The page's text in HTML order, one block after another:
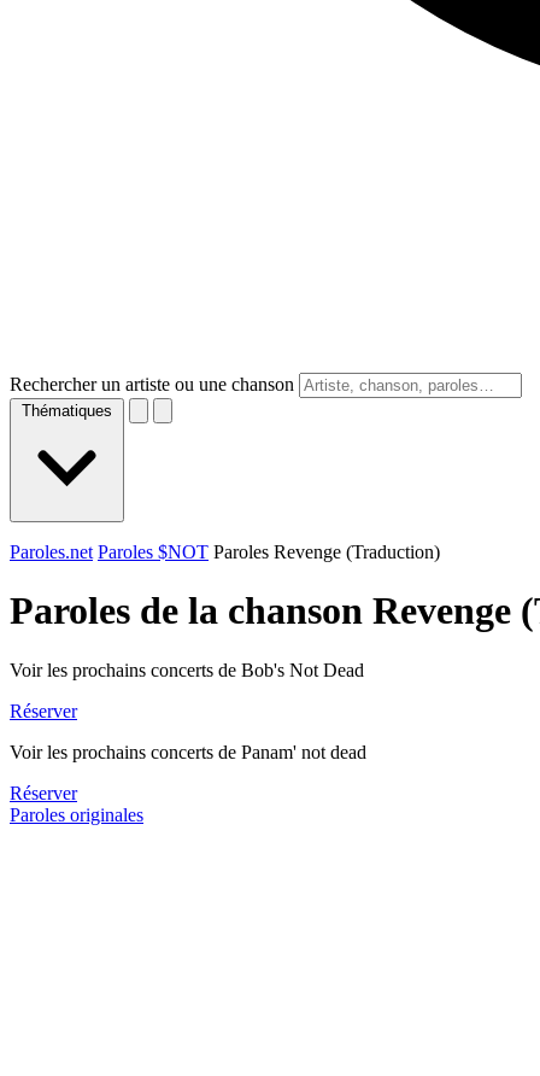
Rechercher un artiste ou une chanson
Thématiques
Paroles.net Paroles $NOT Paroles Revenge (Traduction)
Paroles de la chanson
Voir les prochains concerts de Bob's Not Dead
Réserver
Voir les prochains concerts de Panam' not dead
Réserver
Paroles originales